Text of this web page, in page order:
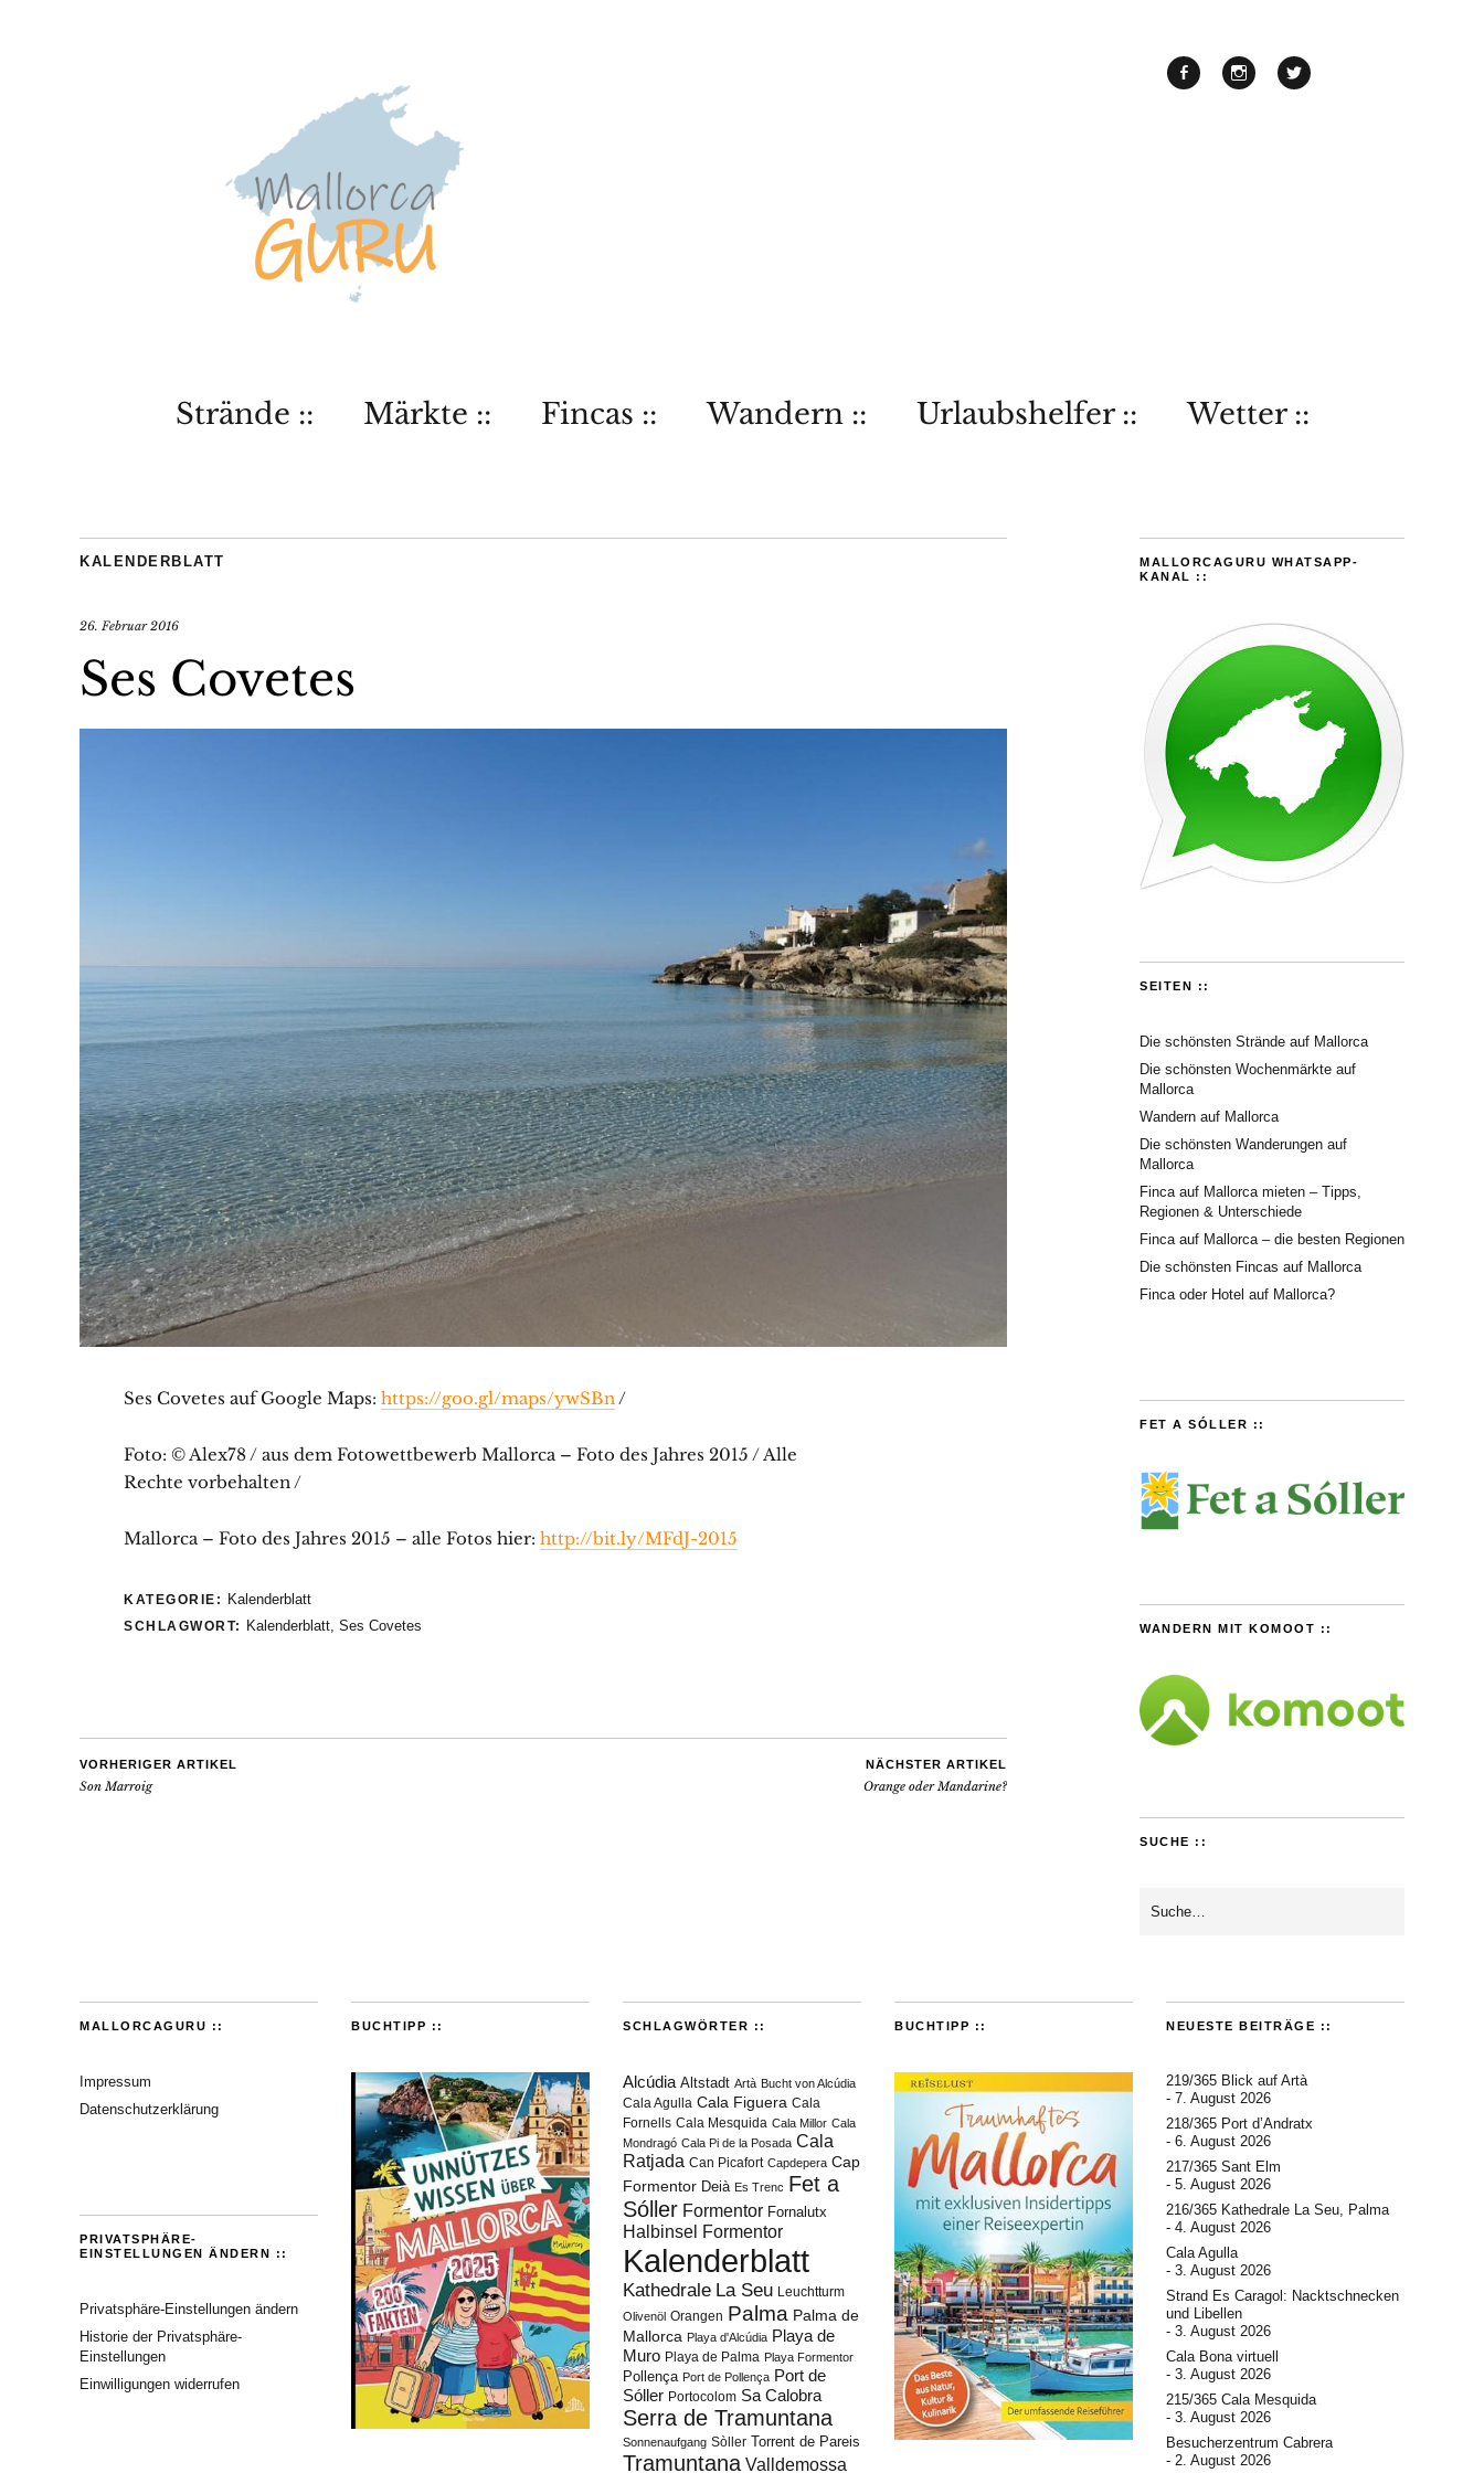
Strände :: Märkte :: Fincas :: Wandern :: Urlaubshelfer :: Wetter ::
KALENDERBLATT
26. Februar 2016
Ses Covetes
Ses Covetes auf Google Maps: https://goo.gl/maps/ywSBn/
Foto: © Alex78 / aus dem Fotowettbewerb Mallorca – Foto des Jahres 2015 / Alle
Rechte vorbehalten /
Mallorca – Foto des Jahres 2015 – alle Fotos hier: http://bit.ly/MFdJ-2015
KATEGORIE: Kalenderblatt
SCHLAGWORT: Kalenderblatt, Ses Covetes
VORHERIGER ARTIKEL
Son Marroig
NÄCHSTER ARTIKEL
Orange oder Mandarine?
MALLORCAGURU WHATSAPP-
KANAL ::
SEITEN ::
Die schönsten Strände auf Mallorca
Die schönsten Wochenmärkte auf
Mallorca
Wandern auf Mallorca
Die schönsten Wanderungen auf
Mallorca
Finca auf Mallorca mieten – Tipps,
Regionen & Unterschiede
Finca auf Mallorca – die besten Regionen
Die schönsten Fincas auf Mallorca
Finca oder Hotel auf Mallorca?
FET A SÓLLER ::
WANDERN MIT KOMOOT ::
SUCHE ::
MALLORCAGURU ::
Impressum
Datenschutzerklärung
PRIVATSPHÄRE-
EINSTELLUNGEN ÄNDERN ::
Privatsphäre-Einstellungen ändern
Historie der Privatsphäre-
Einstellungen
Einwilligungen widerrufen
BUCHTIPP :: SCHLAGWÖRTER ::
Alcúdia Altstadt Artà Bucht von Alcúdia
Cala Agulla Cala Figuera Cala
Fornells Cala Mesquida Cala Millor Cala
Mondragó Cala Pi de la Posada Cala
Ratjada Can Picafort Capdepera Cap
Formentor Deià Es Trenc Fet a
Sóller Formentor Fornalutx
Halbinsel Formentor
Kalenderblatt
Kathedrale La Seu Leuchtturm
Olivenöl Orangen Palma Palma de
Mallorca Playa d'Alcúdia Playa de
Muro Playa de Palma Playa Formentor
Pollença Port de Pollença Port de
Sóller Portocolom Sa Calobra
Serra de Tramuntana
Sonnenaufgang Sòller Torrent de Pareis
Tramuntana Valldemossa
BUCHTIPP :: NEUESTE BEITRÄGE ::
219/365 Blick auf Artà
7. August 2026
218/365 Port d’Andratx
6. August 2026
217/365 Sant Elm
5. August 2026
216/365 Kathedrale La Seu, Palma
4. August 2026
Cala Agulla
3. August 2026
Strand Es Caragol: Nacktschnecken
und Libellen
3. August 2026
Cala Bona virtuell
3. August 2026
215/365 Cala Mesquida
3. August 2026
Besucherzentrum Cabrera
2. August 2026